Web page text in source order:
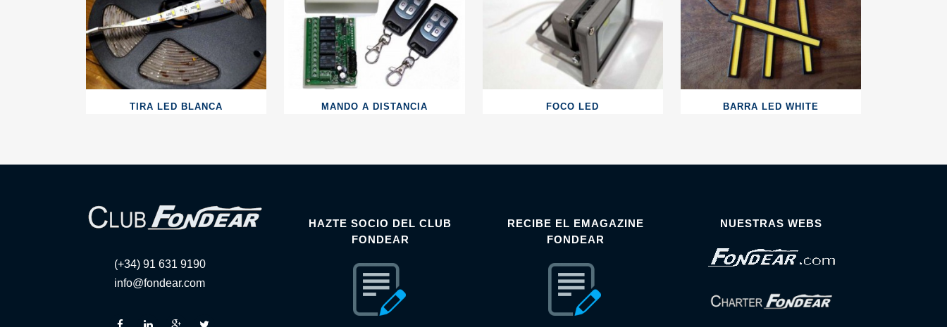
TIRA LED BLANCA MANDO A DISTANCIA FOCO LED BARRA LED WHITE
(+34) 91 631 9190
info@fondear.com
HAZTE SOCIO DEL CLUB
FONDEAR
RECIBE EL EMAGAZINE
FONDEAR
NUESTRAS WEBS